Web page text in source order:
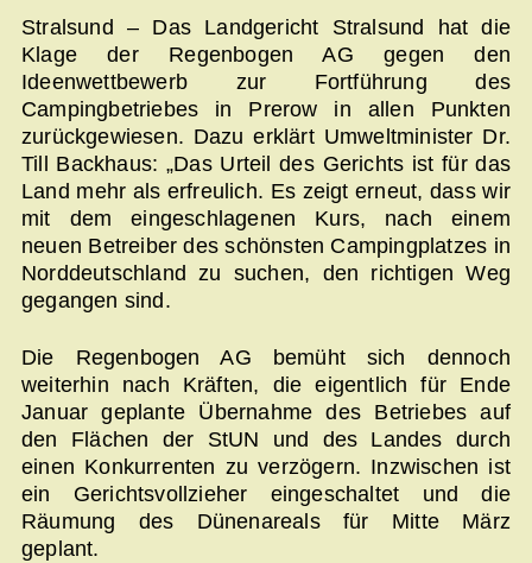
Stralsund – Das Landgericht Stralsund hat die
Klage der Regenbogen AG gegen den
Ideenwettbewerb zur Fortführung des
Campingbetriebes in Prerow in allen Punkten
zurückgewiesen. Dazu erklärt Umweltminister Dr.
Till Backhaus: „Das Urteil des Gerichts ist für das
Land mehr als erfreulich. Es zeigt erneut, dass wir
mit dem eingeschlagenen Kurs, nach einem
neuen Betreiber des schönsten Campingplatzes in
Norddeutschland zu suchen, den richtigen Weg
gegangen sind.
Die Regenbogen AG bemüht sich dennoch
weiterhin nach Kräften, die eigentlich für Ende
Januar geplante Übernahme des Betriebes auf
den Flächen der StUN und des Landes durch
einen Konkurrenten zu verzögern. Inzwischen ist
ein Gerichtsvollzieher eingeschaltet und die
Räumung des Dünenareals für Mitte März
geplant.